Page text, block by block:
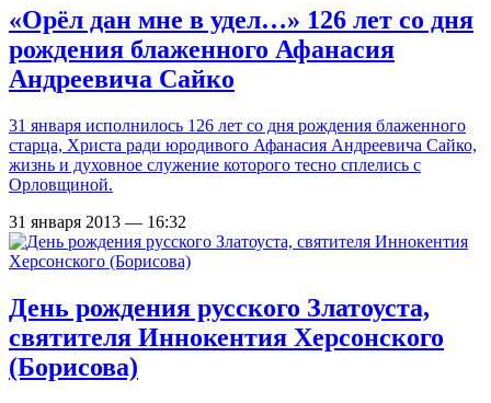
«Орёл дан мне в удел…» 126 лет со дня
рождения блаженного Афанасия
Андреевича Сайко
31 января исполнилось 126 лет со дня рождения блаженного
старца, Христа ради юродивого Афанасия Андреевича Сайко,
жизнь и духовное служение которого тесно сплелись с
Орловщиной.
31 января 2013 — 16:32
День рождения русского Златоуста,
святителя Иннокентия Херсонского
(Борисова)